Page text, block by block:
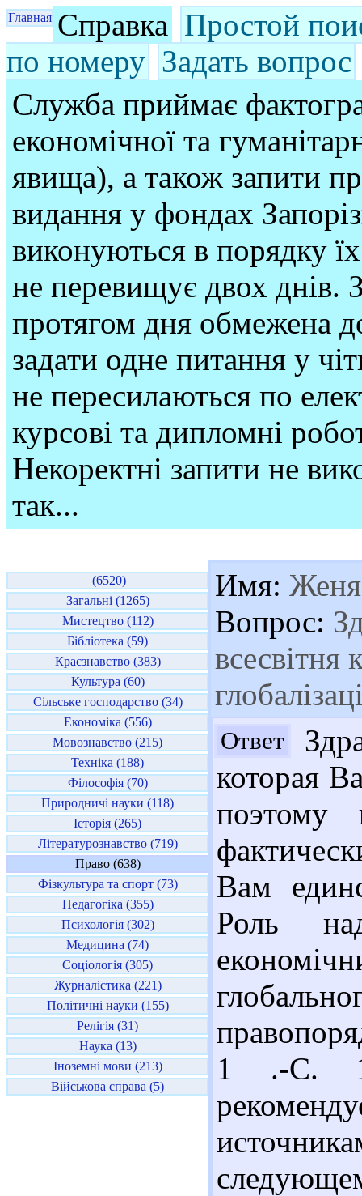
Главная Справка Простой
по номеру Задать вопрос
Служба приймає
економічної та
явища), а також запити
видання у фондах
виконуються в порядку
не перевищує двох днів.
протягом дня обмежена
задати одне питання у
не пересилаються по
курсові та дипломні
Некоректні запити не
так...
(6520)
Загальні (1265)
Мистецтво (112)
Бібліотека (59)
Краєзнавство (383)
Культура (60)
Сільське господарство (34)
Економіка (556)
Мовознавство (215)
Техніка (188)
Філософія (70)
Природничі науки (118)
Історія (265)
Літературознавство (719)
Право (638)
Фізкультура та спорт (73)
Педагогіка (355)
Психологія (302)
Медицина (74)
Соціологія (305)
Журналістика (221)
Політичні науки (155)
Релігія (31)
Наука (13)
Іноземні мови (213)
Військова справа (5)
Имя: Женя
Вопрос:
всесвітня
Ответ
которая
Вам
Роль
1 .-С.